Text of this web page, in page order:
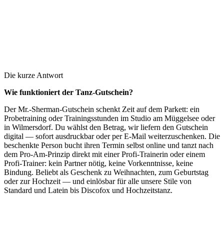
Die kurze Antwort
Wie funktioniert der Tanz-Gutschein?
Der Mr.-Sherman-Gutschein schenkt Zeit auf dem Parkett: ein
Probetraining oder Trainingsstunden im Studio am Müggelsee oder
in Wilmersdorf. Du wählst den Betrag, wir liefern den Gutschein
digital — sofort ausdruckbar oder per E-Mail weiterzuschenken. Die
beschenkte Person bucht ihren Termin selbst online und tanzt nach
dem Pro-Am-Prinzip direkt mit einer Profi-Trainerin oder einem
Profi-Trainer: kein Partner nötig, keine Vorkenntnisse, keine
Bindung. Beliebt als Geschenk zu Weihnachten, zum Geburtstag
oder zur Hochzeit — und einlösbar für alle unsere Stile von
Standard und Latein bis Discofox und Hochzeitstanz.